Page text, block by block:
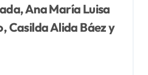
Ana María Luisa
Casilda Alida Báez y